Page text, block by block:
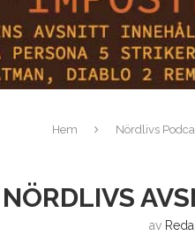
Hem Nördlivs
NÖRDLIVS
av